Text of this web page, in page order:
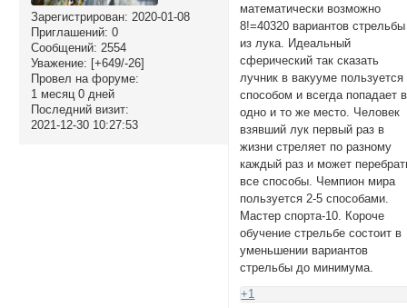
Зарегистрирован: 2020-01-08
Приглашений: 0
Сообщений: 2554
Уважение: [+649/-26]
Провел на форуме:
1 месяц 0 дней
Последний визит:
2021-12-30 10:27:53
математически возможно
8!=40320 вариантов стрельбы
из лука. Идеальный
сферический так сказать
лучник в вакууме пользуется
способом и всегда попадает в
одно и то же место. Человек
взявший лук первый раз в
жизни стреляет по разному
каждый раз и может
все способы. Чемпион мира
пользуется 2-5 способами.
Мастер спорта-10. Короче
обучение стрельбе состоит в
уменьшении вариантов
стрельбы до минимума.
+1